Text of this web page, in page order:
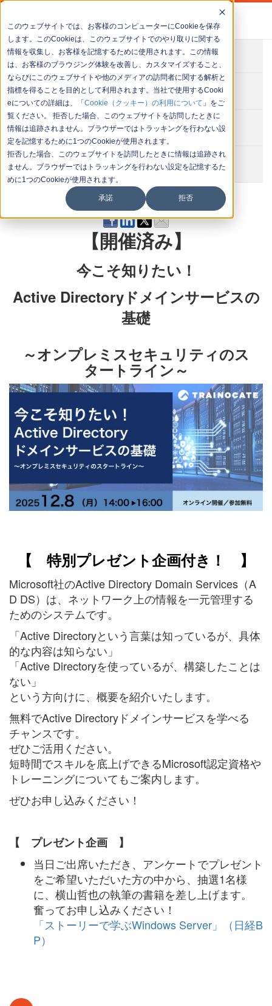
このウェブサイトでは、お客様のコンピューターにCookieを保存
します。このCookieは、このウェブサイトでのやり取りに関する
情報を収集し、お客様を記憶するために使用されます。この情報
は、お客様のブラウジング体験を改善し、カスタマイズすること、
ならびにこのウェブサイトや他のメディアの訪問者に関する解析と
指標を得ることを目的として利用されます。当社で使用するCooki
eについての詳細は、「 Cookie（クッキー）の利用について 」をご
覧ください。 拒否した場合、このウェブサイトを訪問したときに
情報は追跡されません。ブラウザーではトラッキングを行わない設
定を記憶するために1つのCookieが使用されます。
拒否した場合、このウェブサイトを訪問したときに情報は追跡され
ません。ブラウザーではトラッキングを行わない設定を記憶するた
めに1つのCookieが使用されます。
承諾 拒否
会社概要
お問い合わせ
セミナー一覧
イベント一覧
【開催済み】
今こそ知りたい！
Active Directoryドメインサービスの
基礎
～オンプレミスセキュリティのス
タートライン～
【 特別プレゼント企画付き！ 】
Microsoft社のActive Directory Domain Services（A
D DS）は、ネットワーク上の情報を一元管理する
ためのシステムです。
「Active Directoryという言葉は知っているが、具体
的な内容は知らない」
「Active Directoryを使っているが、構築したことは
ない」
という方向けに、概要を紹介いたします。
無料でActive Directoryドメインサービスを学べる
チャンスです。
ぜひご活用ください。
短時間でスキルを底上げできるMicrosoft認定資格や
トレーニングについてもご案内します。
ぜひお申し込みください！
【 プレゼント企画 】
当日ご出席いただき、アンケートでプレゼント
をご希望いただいた方の中から、抽選1名様
に、横山哲也の執筆の書籍を差し上げます。
奮ってお申し込みください！
「ストーリーで学ぶWindows Server」（日経B
P）